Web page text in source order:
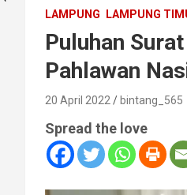
LAMPUNG LAMPUNG
Puluhan
Pahlawan
20 April 2022 bintang_565
Spread the love